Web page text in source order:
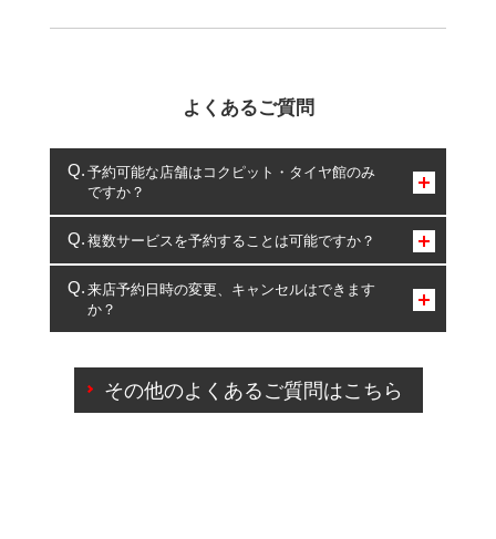
よくあるご質問
予約可能な店舗はコクピット・タイヤ館のみ
ですか？
コクピット・タイヤ館のみとなります。
複数サービスを予約することは可能ですか？
複数サービスのご予約は可能です。
一部の商品・サービスの組み合わせに限り、同時にご予約が
出来ないものもございます。
来店予約日時の変更、キャンセルはできます
か？
ご来店予約日の3営業日前を過ぎている場合のご予約
の日時変更につきましては、直接ご予約の店舗まで
その他のよくあるご質問はこちら